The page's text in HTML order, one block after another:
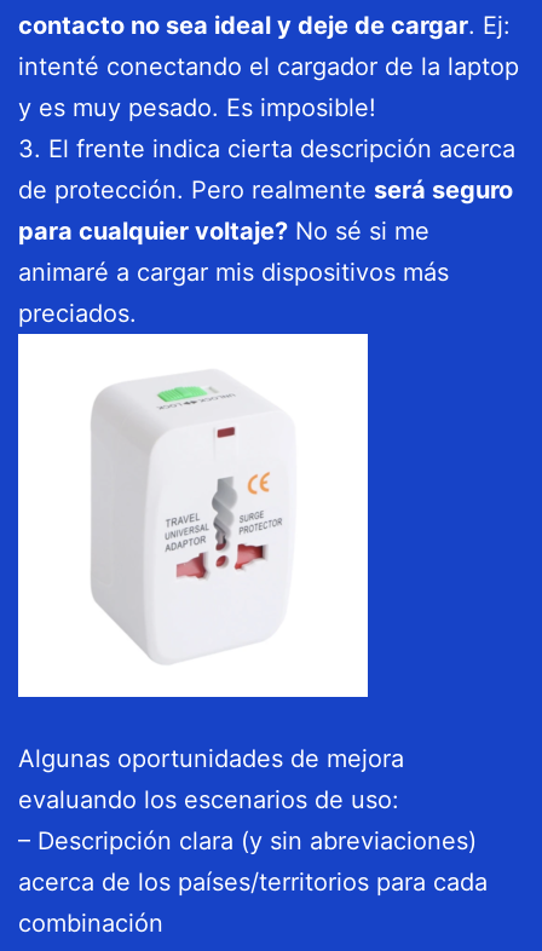
contacto no sea ideal y deje de cargar. Ej:
intenté conectando el cargador de la laptop
y es muy pesado. Es imposible!
3. El frente indica cierta descripción acerca
de protección. Pero realmente será seguro
para cualquier voltaje? No sé si me
animaré a cargar mis dispositivos más
preciados.
Algunas oportunidades de mejora
evaluando los escenarios de uso:
– Descripción clara (y sin abreviaciones)
acerca de los países/territorios para cada
combinación